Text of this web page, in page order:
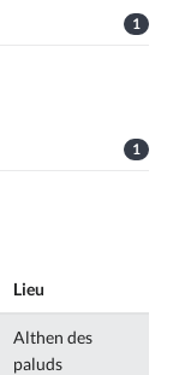
1
1
Lieu
Althen des
paluds